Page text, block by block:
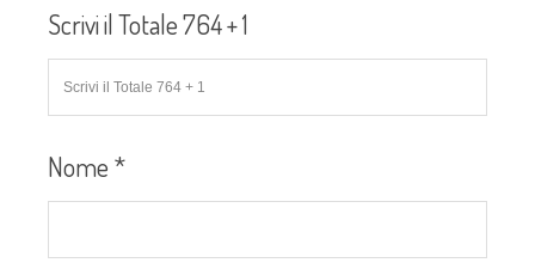
Scrivi il Totale 764 + 1
Nome *